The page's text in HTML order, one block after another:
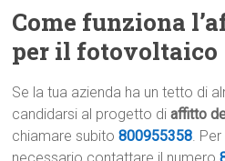
Come funziona
per il fotovoltaico
Se la tua azienda ha un tetto di
candidarsi al progetto diaffitto
chiamare subito800955358. Per